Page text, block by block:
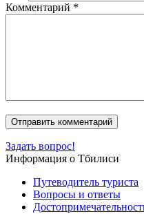
Комментарий *
Задать вопрос!
Информация о Тбилиси
Путеводитель туриста
Вопросы и ответы